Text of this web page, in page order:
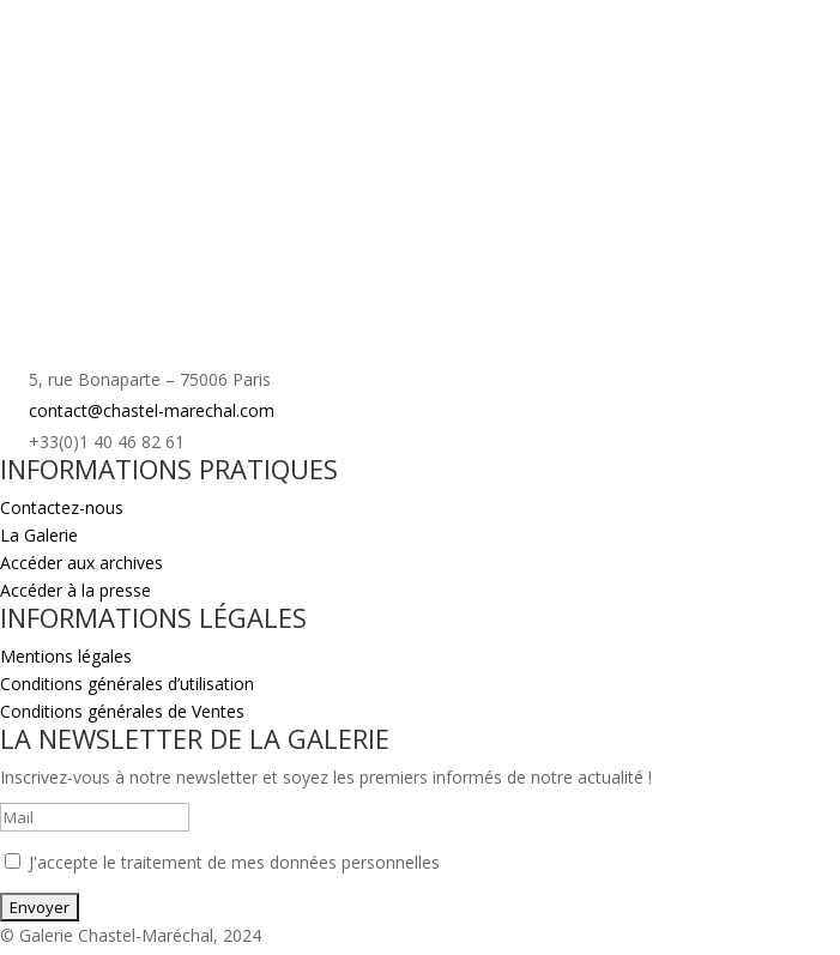
5, rue Bonaparte – 75006 Paris
contact@chastel-marechal.com
+33(0)1 40 46 82 61
INFORMATIONS PRATIQUES
Contactez-nous
La Galerie
Accéder aux archives
Accéder à la presse
INFORMATIONS LÉGALES
Mentions légales
Conditions générales d’utilisation
Conditions générales de Ventes
LA NEWSLETTER DE LA GALERIE
Inscrivez-vous à notre newsletter et soyez les premiers informés de notre actualité !
J'accepte le traitement de mes données personnelles
© Galerie Chastel-Maréchal, 2024